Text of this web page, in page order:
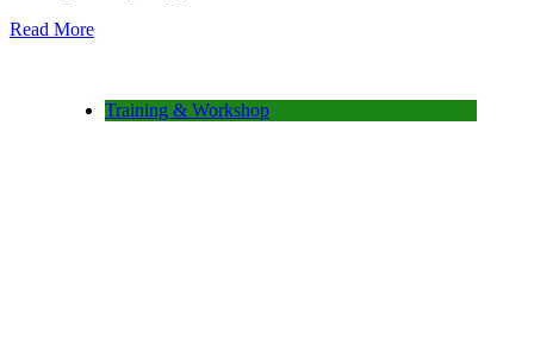
Read More
Training & Workshop